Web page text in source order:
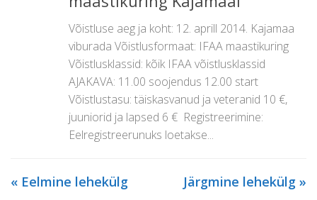
Võistluse aeg ja koht: 12. aprill 2014. Kajamaa
viburada Võistlusformaat: IFAA maastikuring
Võistlusklassid: kõik IFAA võistlusklassid
AJAKAVA: 11.00 soojendus 12.00 start
Võistlustasu: täiskasvanud ja veteranid 10 €,
juuniorid ja lapsed 6 € Registreerimine:
Eelregistreerunuks loetakse...
« Eelmine lehekülg Järgmine lehekülg »